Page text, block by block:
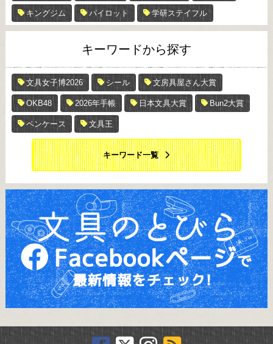
キングジム パイロット 学研ステイフル
キーワードから探す
文具女子博2026 シール 文房具屋さん大賞
OKB48 2026年手帳 日本文具大賞 Bun2大賞
ペンケース 文具王
キーワード一覧